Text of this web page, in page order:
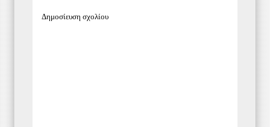
Δημοσίευση σχολίου